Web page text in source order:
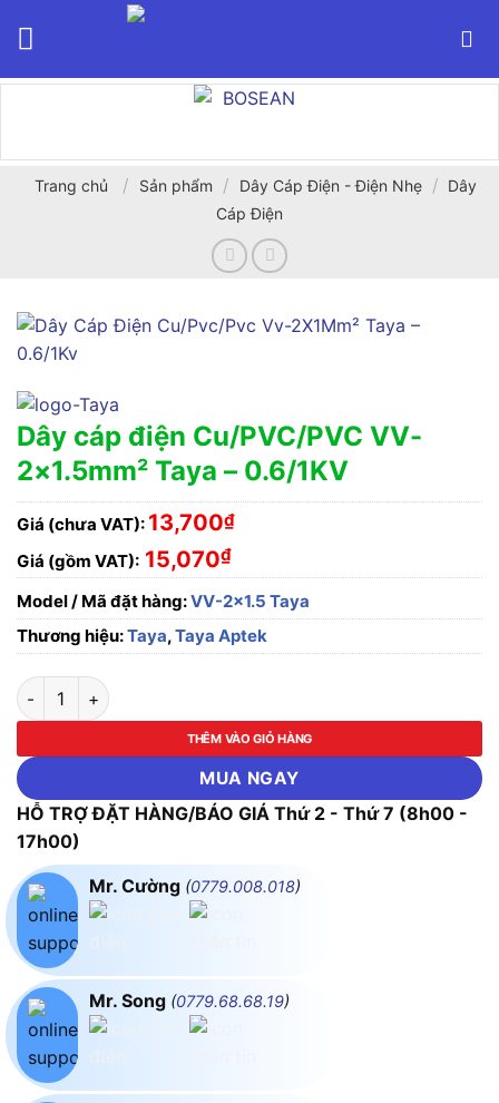
Trang chủ / Sản phẩm / Dây Cáp Điện - Điện Nhẹ / Dây
Cáp Điện
Dây cáp điện Cu/PVC/PVC VV-
2×1.5mm² Taya – 0.6/1KV
Giá (chưa VAT): 13,700₫
Giá (gồm VAT): 15,070₫
Model / Mã đặt hàng:VV-2x1.5 Taya
Thương hiệu:Taya,Taya Aptek
Dây cáp điện Cu/PVC/PVC VV-2x1.5mm² Taya - 0.6/1KV số
THÊM VÀO GIỎ HÀNG
MUA NGAY
HỖ TRỢ ĐẶT HÀNG/BÁO GIÁ Thứ 2 - Thứ 7 (8h00 -
17h00)
Mr. Cường (0779.008.018)
Mr. Song (0779.68.68.19)